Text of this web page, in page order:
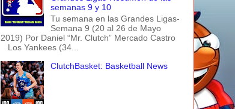
semanas 9 y 10
Tu semana en las Grandes Ligas-
Semana 9 (20 al 26 de Mayo
2019) Por Daniel “Mr. Clutch” Mercado Castro
Los Yankees (34...
ClutchBasket: Basketball News